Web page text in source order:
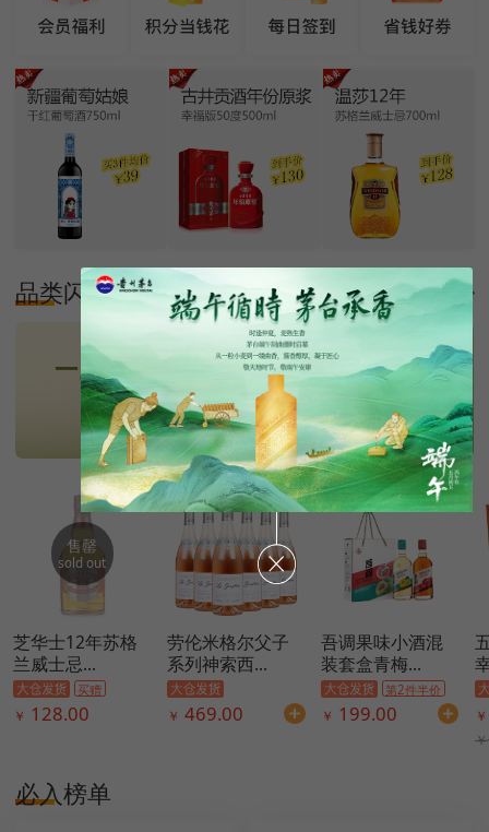
品类闪购 更多
售罄
sold out
芝华士12年苏格
兰威士忌...
买赠
￥ 128.00
劳伦米格尔父子
系列神索西...
￥ 469.00
吾调果味小酒混
装套盒青梅...
第2件半价
￥ 199.00 ￥
￥
必入榜单